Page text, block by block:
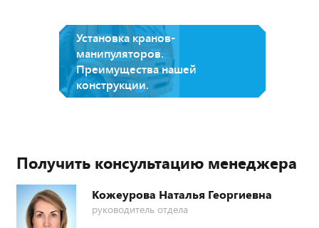
Установка кранов-
манипуляторов.
Преимущества нашей
конструкции.
Получить консультацию менеджера
Кожеурова Наталья Георгиевна
руководитель отдела